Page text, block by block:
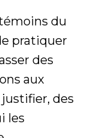
du
pratiquer
des
aux
des
les